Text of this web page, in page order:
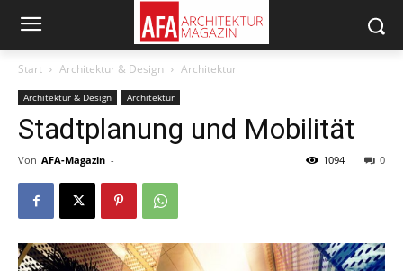
Start Architektur & Design Architektur
Architektur & Design Architektur
Stadtplanung und Mobilität
Von AFA-Magazin - 0
1094